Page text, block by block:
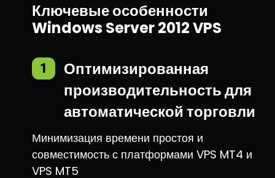
Ключевые особенности
Windows Server 2012 VPS
Оптимизированная
производительность для
автоматической торговли
1
Минимизация времени простоя и
совместимость с платформами VPS MT4 и
VPS MT5